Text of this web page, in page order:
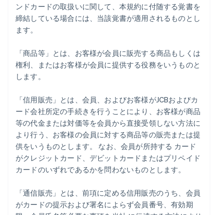
ンドカードの取扱いに関して、本規約に付随する覚書を
締結している場合には、当該覚書が適用されるものとし
ます。
「商品等」とは、お客様が会員に販売する商品もしくは
権利、またはお客様が会員に提供する役務をいうものと
します。
「信用販売」とは、会員、およびお客様がJCBおよびカ
ード会社所定の手続きを行うことにより、お客様が商品
等の代金または対価等を会員から直接受領しない方法に
より行う、お客様の会員に対する商品等の販売または提
供をいうものとします。 なお、会員が所持する カード
がクレジットカード、デビットカードまたはプリペイド
カードのいずれであるかを問わないものとします。
「通信販売」とは、前項に定める信用販売のうち、会員
がカードの提示および署名によらず会員番号、有効期